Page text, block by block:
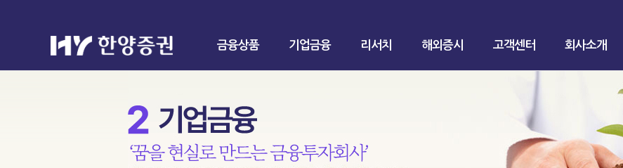
금융상품 기업금융 리서치 해외증시 고객센터 회사소개